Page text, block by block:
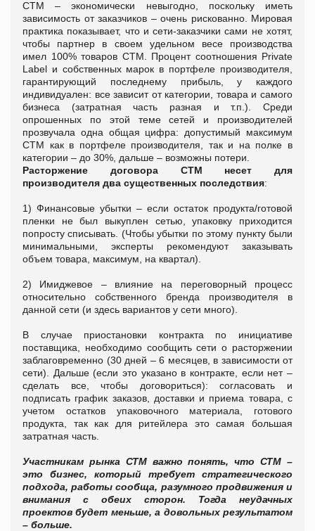
СТМ – экономически невыгодно, поскольку иметь
зависимость от заказчиков – очень рискованно. Мировая
практика показывает, что и сети-заказчики сами не хотят,
чтобы партнер в своем удельном весе производства
имел 100% товаров СТМ. Процент соотношения Private
Label и собственных марок в портфеле производителя,
гарантирующий последнему прибыль, у каждого
индивидуален: все зависит от категории, товара и самого
бизнеса (затратная часть разная и т.п.). Среди
опрошенных по этой теме сетей и производителей
прозвучала одна общая цифра: допустимый максимум
СТМ как в портфеле производителя, так и на полке в
категории – до 30%, дальше – возможны потери.
Расторжение договора СТМ несет для
производителя два существенных последствия:
1) Финансовые убытки – если остаток продукта/готовой
пленки не был выкуплен сетью, упаковку приходится
попросту списывать. (Чтобы убытки по этому пункту были
минимальными, эксперты рекомендуют заказывать
объем товара, максимум, на квартал).
2) Имиджевое – влияние на переговорный процесс
относительно собственного бренда производителя в
данной сети (и здесь вариантов у сети много).
В случае приостановки контракта по инициативе
поставщика, необходимо сообщить сети о расторжении
заблаговременно (30 дней – 6 месяцев, в зависимости от
сети). Дальше (если это указано в контракте, если нет –
сделать все, чтобы договориться): согласовать и
подписать график заказов, доставки и приема товара, с
учетом остатков упаковочного материала, готового
продукта, так как для ритейлера это самая большая
затратная часть.
Участникам рынка СТМ важно понять, что СТМ –
это бизнес, который требует стратегического
подхода, работы сообща, разумного продвижения и
внимания с обеих сторон. Тогда неудачных
проектов будет меньше, а довольных результатом
– больше.